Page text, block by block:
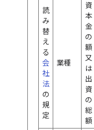
読
み
替
え
る
会
社
法
の
規
定
業種
資
本
金
の
額
又
は
出
資
の
総
額